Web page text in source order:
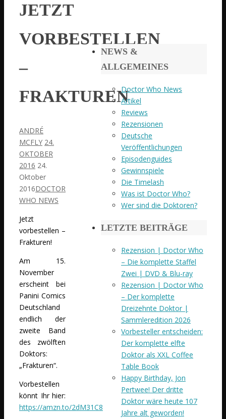
JETZT
VORBESTELLEN
–
FRAKTUREN
ANDRÉ
MCFLY 24.
OKTOBER
2016 24.
Oktober
2016DOCTOR
WHO NEWS
Jetzt
vorbestellen –
Frakturen!
Am 15.
November
erscheint bei
Panini Comics
Deutschland
endlich der
zweite Band
des zwölften
Doktors:
„Frakturen“.
Vorbestellen
könnt Ihr hier:
https://amzn.to/2dM31C8
NEWS &
ALLGEMEINES
Doctor Who News
Artikel
Reviews
Rezensionen
Deutsche
Veröffentlichungen
Episodenguides
Gewinnspiele
Die Timelash
Was ist Doctor Who?
Wer sind die Doktoren?
LETZTE BEITRÄGE
Rezension | Doctor Who
– Die komplette Staffel
Zwei | DVD & Blu-ray
Rezension | Doctor Who
– Der komplette
Dreizehnte Doktor |
Sammleredition 2026
Vorbesteller entscheiden:
Der komplette elfte
Doktor als XXL Coffee
Table Book
Happy Birthday, Jon
Pertwee! Der dritte
Doktor wäre heute 107
Jahre alt geworden!